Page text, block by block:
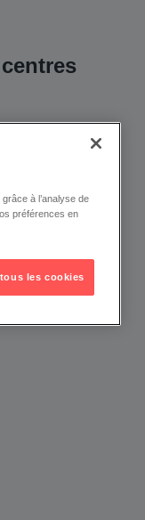
Rhône
à l’analyse de
préférences en
les cookies